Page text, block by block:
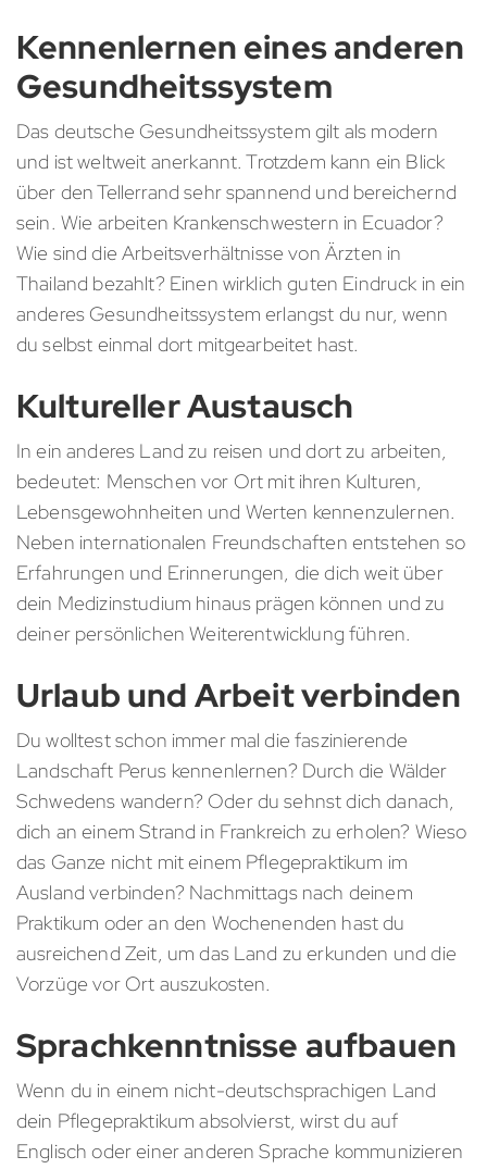
Kennenlernen eines anderen
Gesundheitssystem
Das deutsche Gesundheitssystem gilt als modern
und ist weltweit anerkannt. Trotzdem kann ein Blick
über den Tellerrand sehr spannend und bereichernd
sein. Wie arbeiten Krankenschwestern in Ecuador?
Wie sind die Arbeitsverhältnisse von Ärzten in
Thailand bezahlt? Einen wirklich guten Eindruck in ein
anderes Gesundheitssystem erlangst du nur, wenn
du selbst einmal dort mitgearbeitet hast.
Kultureller Austausch
In ein anderes Land zu reisen und dort zu arbeiten,
bedeutet: Menschen vor Ort mit ihren Kulturen,
Lebensgewohnheiten und Werten kennenzulernen.
Neben internationalen Freundschaften entstehen so
Erfahrungen und Erinnerungen, die dich weit über
dein Medizinstudium hinaus prägen können und zu
deiner persönlichen Weiterentwicklung führen.
Urlaub und Arbeit verbinden
Du wolltest schon immer mal die faszinierende
Landschaft Perus kennenlernen? Durch die Wälder
Schwedens wandern? Oder du sehnst dich danach,
dich an einem Strand in Frankreich zu erholen? Wieso
das Ganze nicht mit einem Pflegepraktikum im
Ausland verbinden? Nachmittags nach deinem
Praktikum oder an den Wochenenden hast du
ausreichend Zeit, um das Land zu erkunden und die
Vorzüge vor Ort auszukosten.
Sprachkenntnisse aufbauen
Wenn du in einem nicht-deutschsprachigen Land
dein Pflegepraktikum absolvierst, wirst du auf
Englisch oder einer anderen Sprache kommunizieren